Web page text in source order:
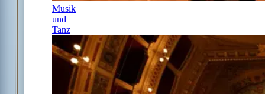
Musik
und
Tanz